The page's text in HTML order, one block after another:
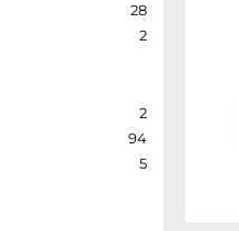
28
2
2
94
5